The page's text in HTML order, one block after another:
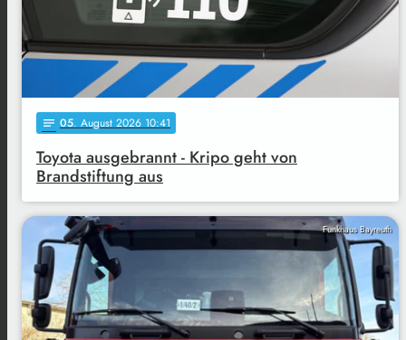
notes 05. August 2026 10:41
Toyota ausgebrannt - Kripo geht von
Brandstiftung aus
Funkhaus Bayreuth